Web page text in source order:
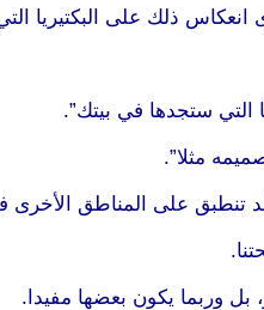
انعكاس ذلك على البكتيريا
ستجدها في بيتك”.
مثلا”.
تنطبق على المناطق الأخرى
بل وربما يكون بعضها مفيدا.